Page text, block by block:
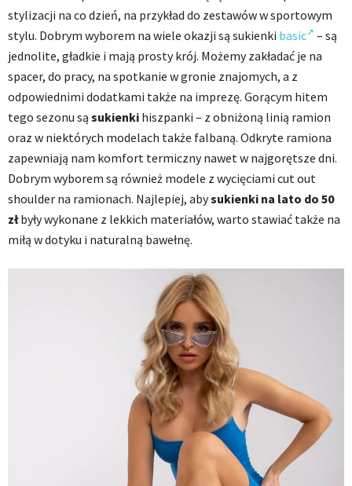
stylizacji na co dzień, na przykład do zestawów w sportowym
stylu. Dobrym wyborem na wiele okazji są sukienki basic
– są
jednolite, gładkie i mają prosty krój. Możemy zakładać je na
spacer, do pracy, na spotkanie w gronie znajomych, a z
odpowiednimi dodatkami także na imprezę. Gorącym hitem
tego sezonu są sukienki hiszpanki – z obniżoną linią ramion
oraz w niektórych modelach także falbaną. Odkryte ramiona
zapewniają nam komfort termiczny nawet w najgorętsze dni.
Dobrym wyborem są również modele z wycięciami cut out
shoulder na ramionach. Najlepiej, abysukienki na lato do 50
złbyły wykonane z lekkich materiałów, warto stawiać także na
miłą w dotyku i naturalną bawełnę.